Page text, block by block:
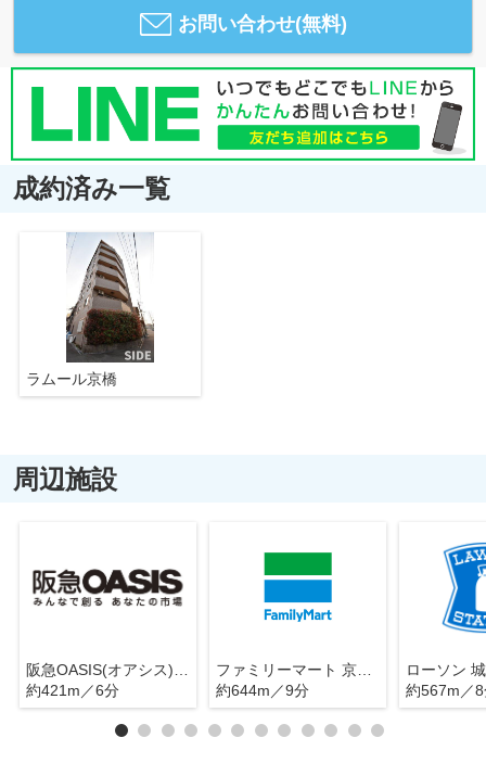
お問い合わせ(無料)
成約済み一覧
ラムール京橋
周辺施設
約421m／6分
ファミリーマート 京橋店
約644m／9分
約567m／